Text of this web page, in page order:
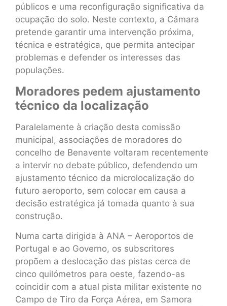
públicos e uma reconfiguração significativa da
ocupação do solo. Neste contexto, a Câmara
pretende garantir uma intervenção próxima,
técnica e estratégica, que permita antecipar
problemas e defender os interesses das
populações.
Moradores pedem ajustamento
técnico da localização
Paralelamente à criação desta comissão
municipal, associações de moradores do
concelho de Benavente voltaram recentemente
a intervir no debate público, defendendo um
ajustamento técnico da microlocalização do
futuro aeroporto, sem colocar em causa a
decisão estratégica já tomada quanto à sua
construção.
Numa carta dirigida à ANA – Aeroportos de
Portugal e ao Governo, os subscritores
propõem a deslocação das pistas cerca de
cinco quilómetros para oeste, fazendo-as
coincidir com a atual pista militar existente no
Campo de Tiro da Força Aérea, em Samora